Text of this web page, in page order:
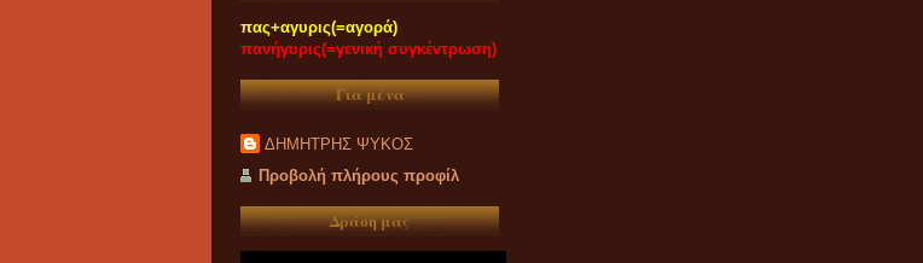
πας+αγυρις(=αγορά)
πανήγυρις(=γενική συγκέντρωση)
Για μένα
ΔΗΜΗΤΡΗΣ ΨΥΚΟΣ
Προβολή πλήρους προφίλ
Δράση μας